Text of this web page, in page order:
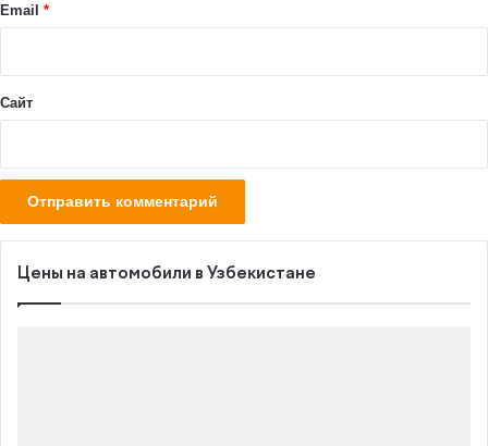
йEmail *
Сайт
Цены на автомобили в Узбекистане